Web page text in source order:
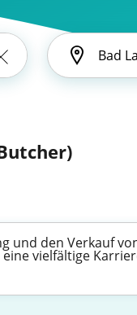
und den Verkauf
vielfältige